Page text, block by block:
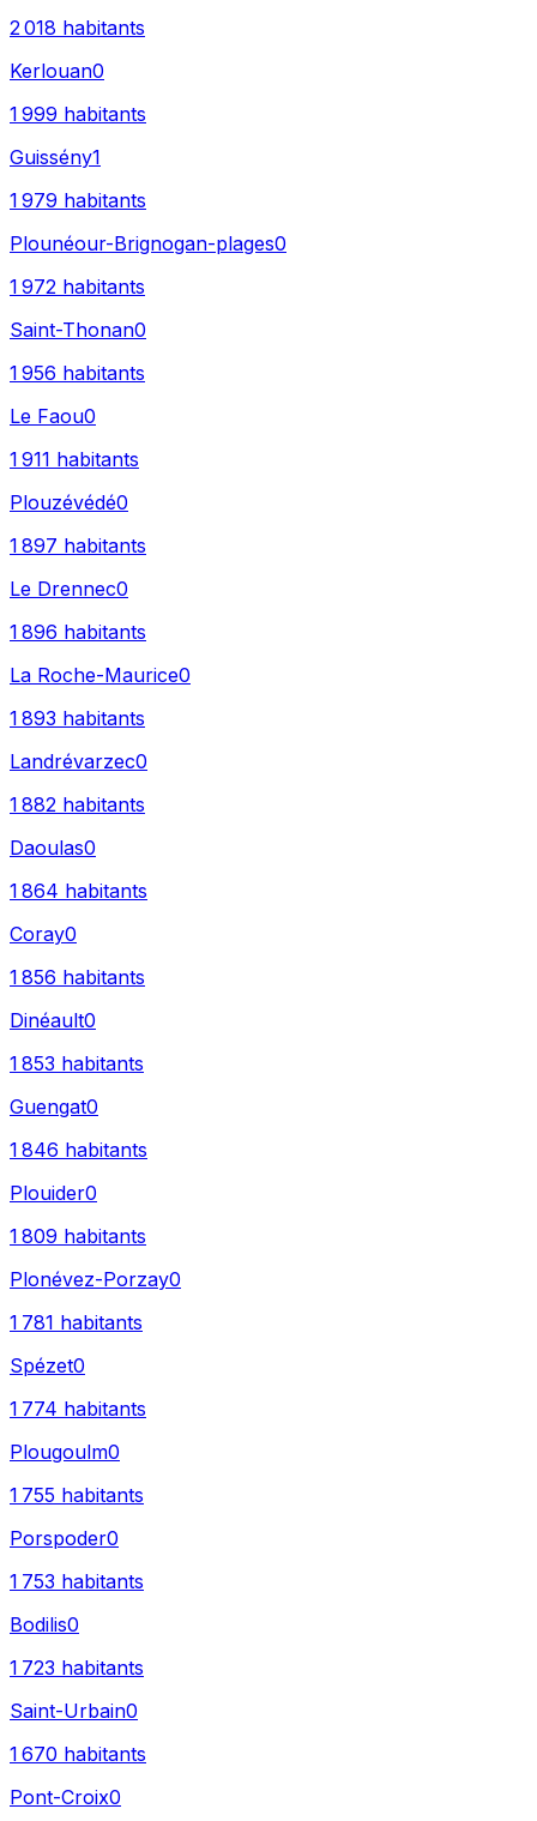
2 018 habitants
Kerlouan0
1 999 habitants
Guissény1
1 979 habitants
Plounéour-Brignogan-plages0
1 972 habitants
Saint-Thonan0
1 956 habitants
Le Faou0
1 911 habitants
Plouzévédé0
1 897 habitants
Le Drennec0
1 896 habitants
La Roche-Maurice0
1 893 habitants
Landrévarzec0
1 882 habitants
Daoulas0
1 864 habitants
Coray0
1 856 habitants
Dinéault0
1 853 habitants
Guengat0
1 846 habitants
Plouider0
1 809 habitants
Plonévez-Porzay0
1 781 habitants
Spézet0
1 774 habitants
Plougoulm0
1 755 habitants
Porspoder0
1 753 habitants
Bodilis0
1 723 habitants
Saint-Urbain0
1 670 habitants
Pont-Croix0